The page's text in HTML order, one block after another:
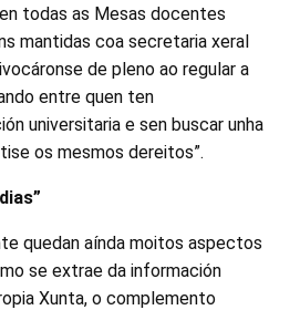
todas as Mesas docentes
mantidas coa secretaria xeral
de pleno ao regular a
entre quen ten
universitaria e sen buscar unha
os mesmos dereitos”.
quedan aínda moitos aspectos
se extrae da información
Xunta, o complemento